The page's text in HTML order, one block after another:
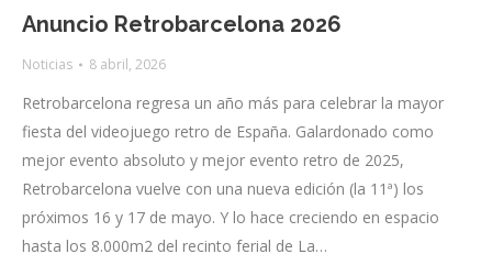
Anuncio Retrobarcelona 2026
Noticias 8 abril, 2026
Retrobarcelona regresa un año más para celebrar la mayor
fiesta del videojuego retro de España. Galardonado como
mejor evento absoluto y mejor evento retro de 2025,
Retrobarcelona vuelve con una nueva edición (la 11ª) los
próximos 16 y 17 de mayo. Y lo hace creciendo en espacio
hasta los 8.000m2 del recinto ferial de La…